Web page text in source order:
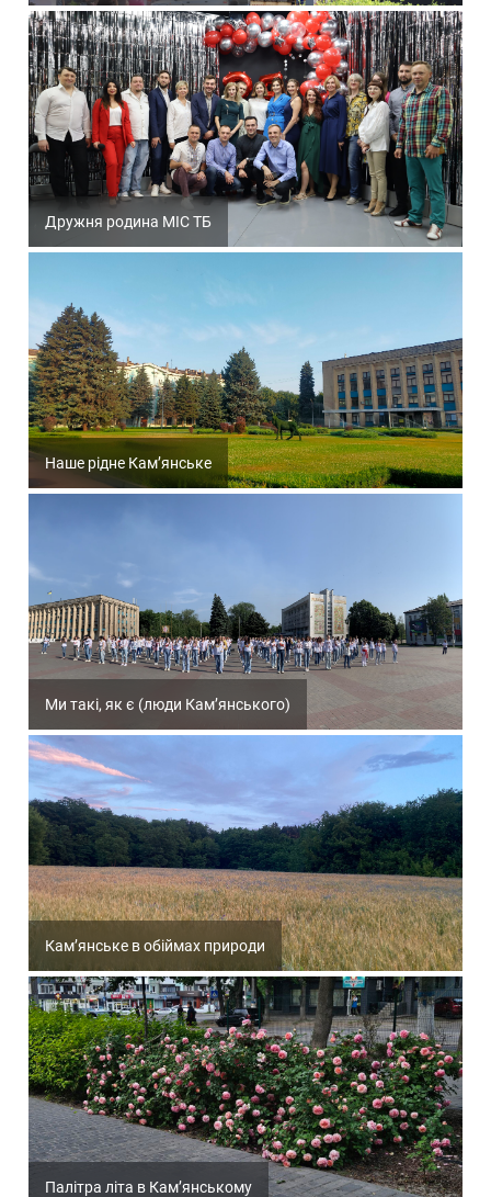
Дружня родина МІС ТБ
Наше рідне Кам’янське
Ми такі, як є (люди Кам’янського)
Кам’янське в обіймах природи
Палітра літа в Кам’янському